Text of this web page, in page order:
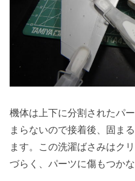
機体は上下に分割されたパ
まらないので接着後、固ま
ます。この洗濯ばさみはク
づらく、パーツに傷もつか